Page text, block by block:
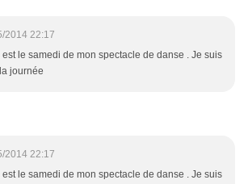
2014 22:17
est le samedi de mon spectacle de danse . Je suis
journée
2014 22:17
est le samedi de mon spectacle de danse . Je suis